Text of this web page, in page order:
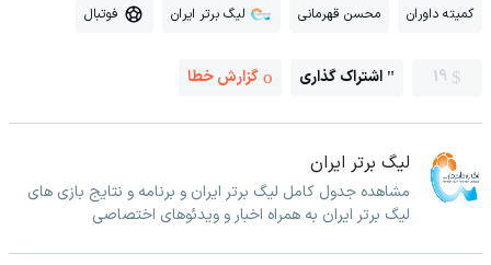
کمیته داوران محسن قهرمانی لیگ برتر ایران فوتبال
19 اشتراک گذاری گزارش خطا
لیگ برتر ایران
مشاهده جدول کامل لیگ برتر ایران و برنامه و نتایج بازی های
لیگ برتر ایران به همراه اخبار و ویدئوهای اختصاصی